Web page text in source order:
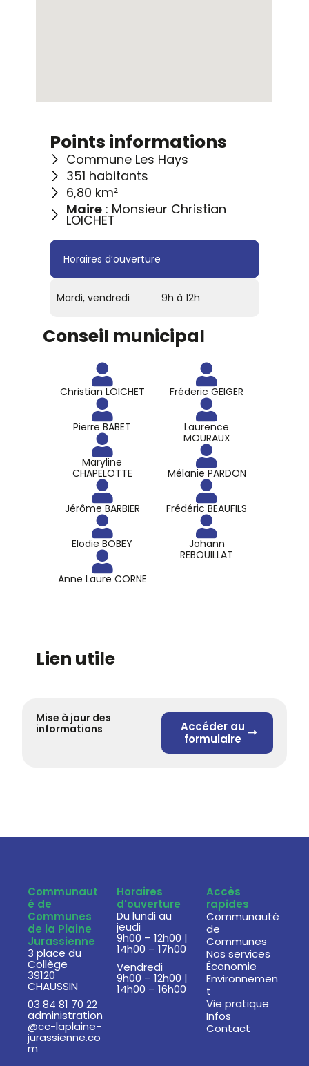
Points informations
Commune Les Hays
351 habitants
6,80 km²
Maire : Monsieur Christian
LOICHET
Horaires d’ouverture
Mardi, vendredi 9h à 12h
Conseil municipal
Christian LOICHET
Pierre BABET
Maryline
CHAPELOTTE
Jérôme BARBIER
Elodie BOBEY
Anne Laure CORNE
Fréderic GEIGER
Laurence
MOURAUX
Mélanie PARDON
Frédéric BEAUFILS
Johann
REBOUILLAT
Lien utile
Mise à jour des
informations
Accéder au
formulaire
Communaut
é de
Communes
de la Plaine
Jurassienne
3 place du
Collège
39120
CHAUSSIN
03 84 81 70 22
administration
@cc-laplaine-
jurassienne.co
m
Horaires
d'ouverture
Du lundi au
jeudi
9h00 – 12h00 |
14h00 – 17h00
Vendredi
9h00 – 12h00 |
14h00 – 16h00
Accès
rapides
Communauté
de
Communes
Nos services
Économie
Environnemen
t
Vie pratique
Infos
Contact